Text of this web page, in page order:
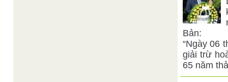
Bản:
“Ngày 06
giải trừ
65 năm